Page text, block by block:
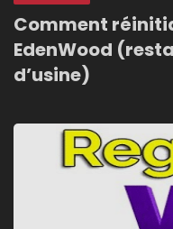
Comment
EdenWood
d’usine)